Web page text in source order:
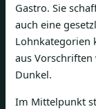
Gastro. Sie
auch eine
Lohnkategorien
aus
Dunkel.
Im Mittelpunkt